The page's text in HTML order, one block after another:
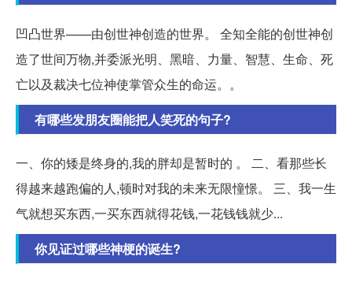
凹凸世界——由创世神创造的世界。 全知全能的创世神创
造了世间万物,并委派光明、黑暗、力量、智慧、生命、死
亡以及裁决七位神使掌管众生的命运。。
有哪些发朋友圈能把人笑死的句子?
一、你的矮是终身的,我的胖却是暂时的 。 二、看那些长
得越来越跑偏的人,顿时对我的未来无限憧憬。 三、我一生
气就想买东西,一买东西就得花钱,一花钱钱就少...
你见证过哪些神梗的诞生?